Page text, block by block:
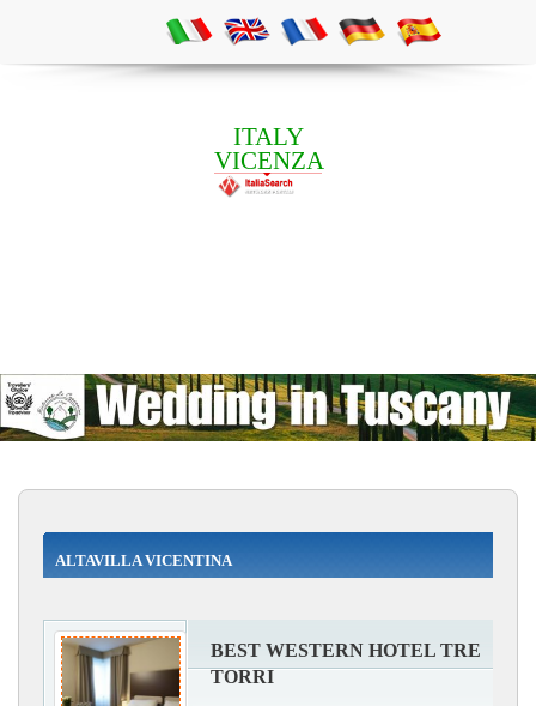
ITALY
VICENZA
ALTAVILLA VICENTINA
BEST WESTERN HOTEL TRE
TORRI